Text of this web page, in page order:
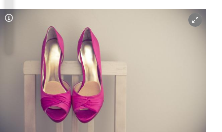
Copyright-Hinweis öffnen/schließen